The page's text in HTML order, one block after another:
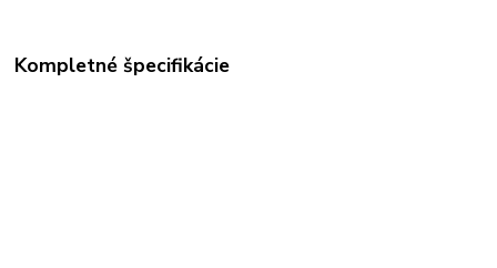
Kompletné špecifikácie